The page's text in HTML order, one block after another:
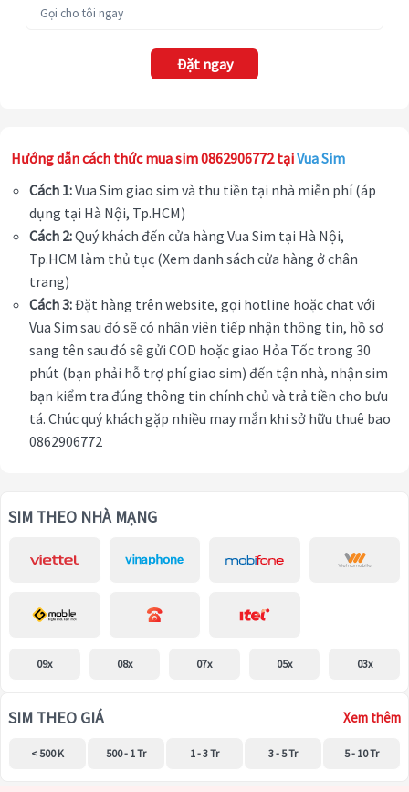
Đặt ngay
Hướng dẫn cách thức mua sim 0862906772 tạiVua Sim
Cách 1:Vua Sim giao sim và thu tiền tại nhà miễn phí (áp
dụng tại Hà Nội, Tp.HCM)
Cách 2:Quý khách đến cửa hàng Vua Sim tại Hà Nội,
Tp.HCM làm thủ tục (Xem danh sách cửa hàng ở chân
trang)
Cách 3:Đặt hàng trên website, gọi hotline hoặc chat với
Vua Sim sau đó sẽ có nhân viên tiếp nhận thông tin, hồ sơ
sang tên sau đó sẽ gửi COD hoặc giao Hỏa Tốc trong 30
phút (bạn phải hỗ trợ phí giao sim) đến tận nhà, nhận sim
bạn kiểm tra đúng thông tin chính chủ và trả tiền cho bưu
tá. Chúc quý khách gặp nhiều may mắn khi sở hữu thuê bao
0862906772
SIM THEO NHÀ MẠNG
09x 08x 07x 05x 03x
SIM THEO GIÁ Xem thêm
< 500 K 500 - 1 Tr 1 - 3 Tr 3 - 5 Tr 5 - 10 Tr